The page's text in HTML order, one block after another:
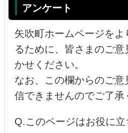
アンケート
矢吹町ホームページを
るために、皆さまのご
かせください。
なお、この欄からのご意
信できませんのでご了承
Q.このページはお役に立